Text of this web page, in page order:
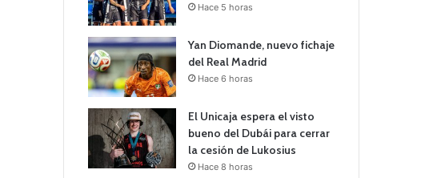
Hace 5 horas
Yan Diomande, nuevo fichaje
del Real Madrid
Hace 6 horas
El Unicaja espera el visto
bueno del Dubái para cerrar
la cesión de Lukosius
Hace 8 horas